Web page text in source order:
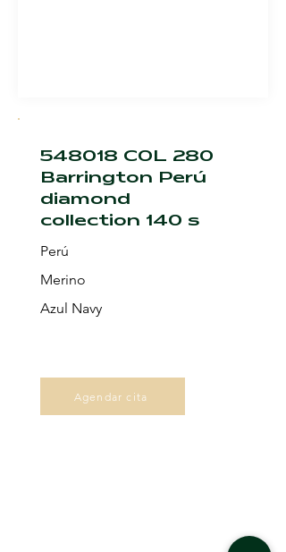
548018 COL 280
Barrington Perú
diamond
collection 140 s
Perú
Merino
Azul Navy
Agendar cita